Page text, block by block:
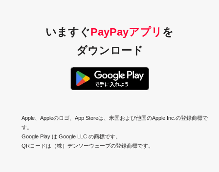
いますぐPayPayアプリ を
ダウンロード
Apple、Appleのロゴ、App Storeは、米国および他国のApple Inc.の登録商標で
す。
Google Play は Google LLC の商標です。
QRコードは（株）デンソーウェーブの登録商標です。